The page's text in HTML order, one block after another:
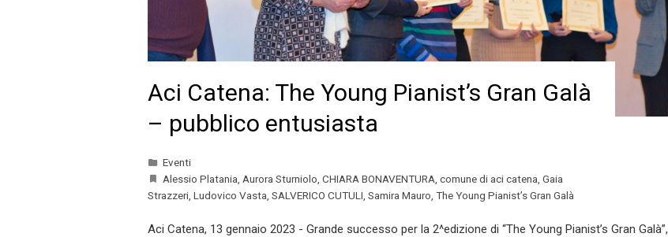
Aci Catena: The Young Pianist’s Gran Galà
– pubblico entusiasta
Eventi
Alessio Platania Aurora Sturniolo CHIARA BONAVENTURA comune di aci catena Gaia
Strazzeri Ludovico Vasta SALVERICO CUTULI Samira Mauro The Young Pianist’s Gran Galà
Aci Catena, 13 gennaio 2023 - Grande successo per la 2^edizione di “The Young Pianist’s Gran Galà”,